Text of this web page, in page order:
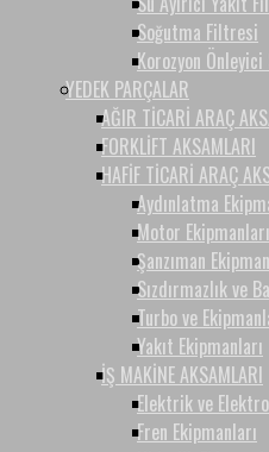
Soğutma Filtresi
Korozyon
YEDEK PARÇALAR
AĞIR TİCARİ ARAÇ
FORKLİFT AKSAMLARI
HAFİF TİCARİ ARAÇ
Aydınlatma
Motor Ekipmanları
Şanzıman
Sızdırmazlık ve
Turbo ve
Yakıt Ekipmanları
İŞ MAKİNE AKSAMLARI
Elektrik ve
Fren Ekipmanları